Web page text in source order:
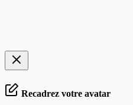
Recadrez votre avatar